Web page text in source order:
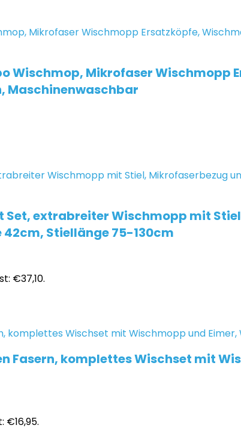
Wischmop, Mikrofaser Wischmopp
Maschinenwaschbar
Set, extrabreiter Wischmopp mit
Stiellänge 75-130cm
€37,10.
Fasern, komplettes Wischset mit
€16,95.